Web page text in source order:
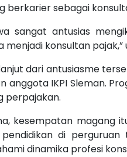
berkarier sebagai
sangat antusias
konsultan pajak,”
dari antusiasme
anggota IKPI Sleman.
perpajakan.
kesempatan magang
pendidikan di
dinamika profesi